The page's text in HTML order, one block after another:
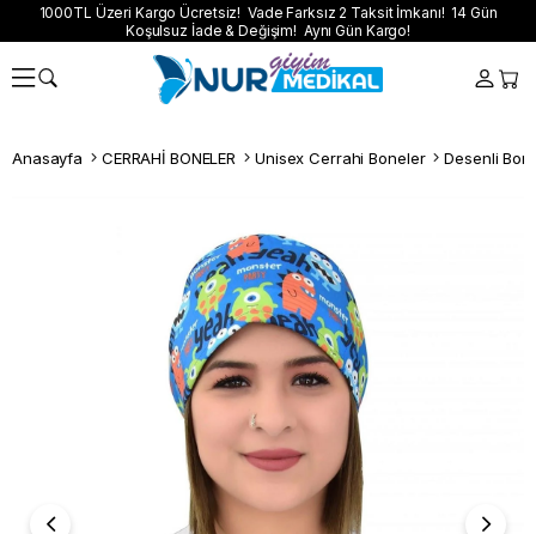
1000TL Üzeri Kargo Ücretsiz! Vade Farksız 2 Taksit İmkanı! 14 Gün
Koşulsuz İade & Değişim! Aynı Gün Kargo!
Anasayfa CERRAHİ BONELER Unisex Cerrahi Boneler Desenli